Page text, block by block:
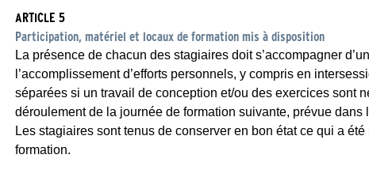
ARTICLE 5
Participation, matériel et locaux de formation mis à disposition
La présence de chacun des stagiaires doit s’accompagner
l’accomplissement d’efforts personnels, y compris en
séparées si un travail de conception et/ou des exercices sont
déroulement de la journée de formation suivante, prévue dans
Les stagiaires sont tenus de conserver en bon état ce qui a
formation.